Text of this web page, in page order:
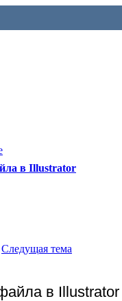
в Illustrator
Следущая тема
в Illustrator